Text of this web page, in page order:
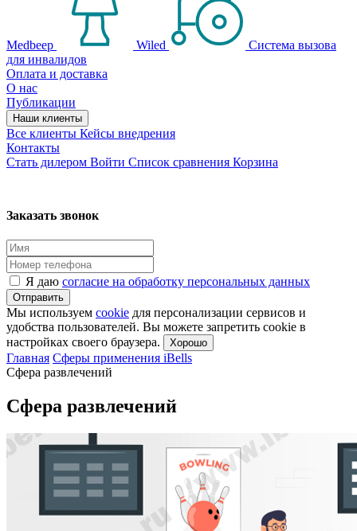
Medbeep Wiled
Система вызова
для инвалидов
Оплата и доставка
О нас
Публикации
Наши клиенты
Все клиенты Кейсы внедрения
Контакты
Стать дилером Войти Список сравнения Корзина
Заказать звонок
Я даю согласие на обработку персональных данных
Отправить
Мы используем cookie для персонализации сервисов и
удобства пользователей. Вы можете запретить cookie в
настройках своего браузера.
Хорошо
Главная Сферы применения iBells
Сфера развлечений
Сфера развлечений